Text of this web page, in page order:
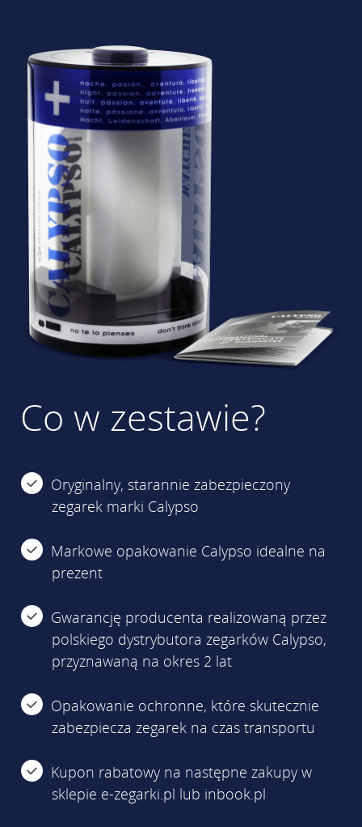
Co w zestawie?
Oryginalny, starannie zabezpieczony
zegarek marki Calypso
Markowe opakowanie Calypso idealne na
prezent
Gwarancję producenta realizowaną przez
polskiego dystrybutora zegarków Calypso,
przyznawaną na okres 2 lat
Opakowanie ochronne, które skutecznie
zabezpiecza zegarek na czas transportu
Kupon rabatowy na następne zakupy w
sklepie e-zegarki.pl lub inbook.pl